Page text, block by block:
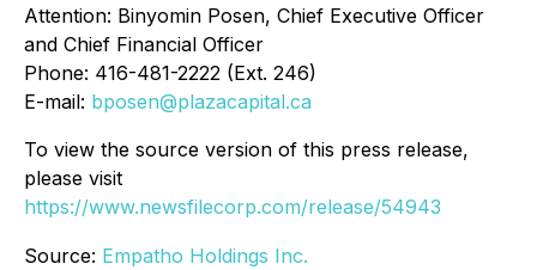
Attention: Binyomin Posen, Chief Executive Officer
and Chief Financial Officer
Phone: 416-481-2222 (Ext. 246)
E-mail: bposen@plazacapital.ca
To view the source version of this press release,
please visit
https://www.newsfilecorp.com/release/54943
Source: Empatho Holdings Inc.